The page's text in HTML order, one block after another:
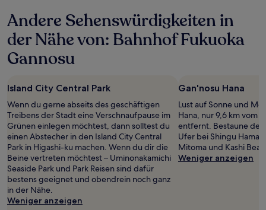
Andere Sehenswürdigkeiten in
der Nähe von: Bahnhof Fukuoka
Gannosu
Island City Central Park
Wenn du gerne abseits des geschäftigen
Treibens der Stadt eine Verschnaufpause im
Grünen einlegen möchtest, dann solltest du
einen Abstecher in den Island City Central
Park in Higashi-ku machen. Wenn du dir die
Beine vertreten möchtest – Uminonakamichi
Seaside Park und Park Reisen sind dafür
bestens geeignet und obendrein noch ganz
in der Nähe.
Weniger anzeigen
Gan'nosu Hana
Lust auf Sonne und
Hana, nur 9,6 km vom
entfernt. Bestaune
Ufer bei Shingu Hama
Mitoma und Kashi
Weniger anzeigen